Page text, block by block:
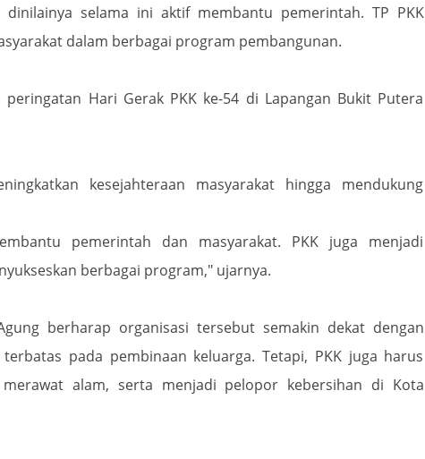
dinilainya selama ini aktif membantu pemerintah. TP PKK
dalam berbagai program pembangunan.
Hari Gerak PKK ke-54 di Lapangan Bukit Putera
kesejahteraan masyarakat hingga mendukung
pemerintah dan masyarakat. PKK juga menjadi
berbagai program," ujarnya.
berharap organisasi tersebut semakin dekat dengan
pada pembinaan keluarga. Tetapi, PKK juga harus
alam, serta menjadi pelopor kebersihan di Kota